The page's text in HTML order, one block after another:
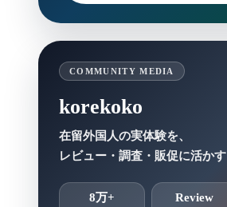
COMMUNITY MEDIA
korekoko
在留外国人の実体験を、
レビュー・調査・販促に活かす
8万+ Review